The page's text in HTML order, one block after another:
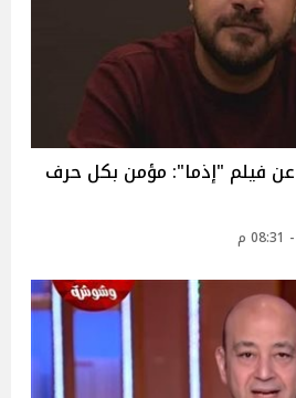
فيلم "إذما": مؤمن بكل حرف